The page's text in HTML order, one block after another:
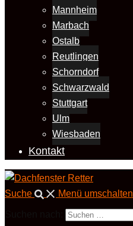
Mannheim
Marbach
Ostalb
Reutlingen
Schorndorf
Schwarzwald
Stuttgart
Ulm
Wiesbaden
Kontakt
Suche Menü umschalten